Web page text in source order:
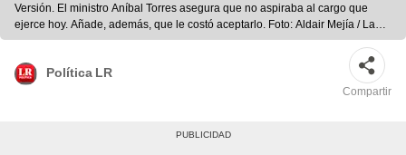
Versión. El ministro Aníbal Torres asegura que no aspiraba al cargo que
ejerce hoy. Añade, además, que le costó aceptarlo. Foto: Aldair Mejía / La
República
Política LR
Compartir